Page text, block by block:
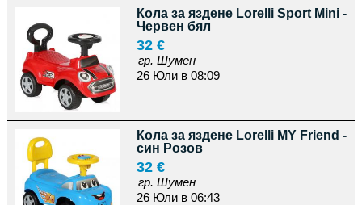
Кола за яздене Lorelli Sport Mini -
Червен бял
32 €
гр. Шумен
26 Юли в 08:09
Кола за яздене Lorelli MY Friend -
син Розов
32 €
гр. Шумен
26 Юли в 06:43